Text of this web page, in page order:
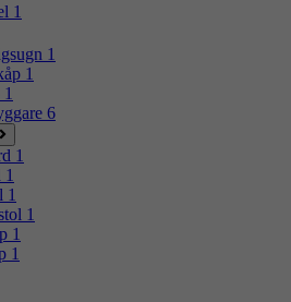
1
1
1
1
6
1
1
1
1
1
1